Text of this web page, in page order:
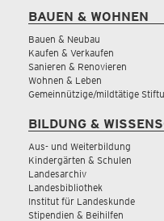
BAUEN & WOHNEN
Bauen & Neubau
Kaufen & Verkaufen
Sanieren & Renovieren
Wohnen & Leben
Gemeinnützige/mildtätige
BILDUNG &
Aus- und Weiterbildung
Kindergärten & Schulen
Landesarchiv
Landesbibliothek
Institut für Landeskunde
Stipendien & Beihilfen